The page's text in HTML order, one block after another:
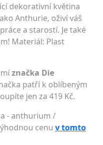
dekorativní květina
Anthurie, oživí váš
a starostí. Je také
Materiál: Plast
značka Die
patří k oblíbeným
jen za 419 Kč.
- anthurium /
cenu v tomto